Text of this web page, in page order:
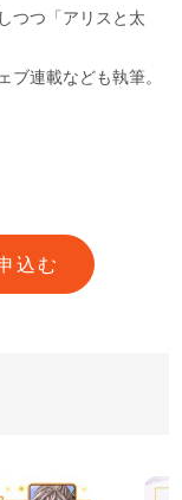
つつ「アリスと太
ブ連載なども執筆。
込む